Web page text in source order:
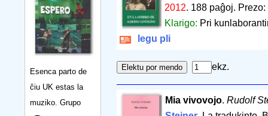
Esenca parto de
ĉiu UK estas la
muziko. Grupo
2012. 188 paĝoj.
Klarigo: Pri
legu pli
ekz.
Mia vivovojo. Rudolf